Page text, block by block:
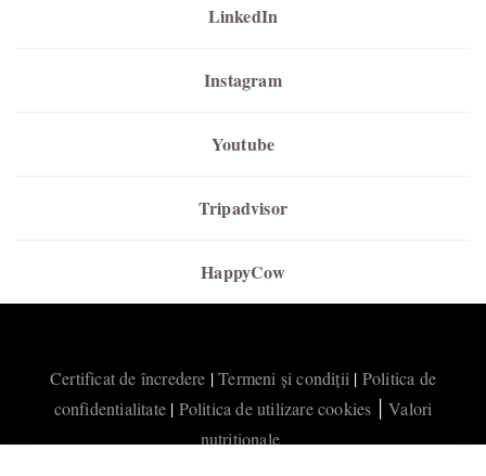
LinkedIn
Instagram
Youtube
Tripadvisor
HappyCow
Certificat de încredere |Termeni și condiții | Politica de
confidentialitate | Politica de utilizare cookies
Valori
nutritionale